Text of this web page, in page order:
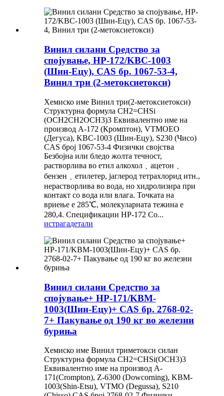
Винил силани Средство за
спојување, HP-172/KBC-1003
(Шин-Ецу), CAS бр. 1067-53-4,
Винил три (2-метоксиетокси)
Хемиско име Винил три(2-метоксиетокси)
Структурна формула CH2=CHSi
(OCH2CH2OCH3)3 Еквивалентно име на
производ A-172 (Кромптон), VTMOEO
(Дегуса), KBC-1003 (Шин-Ецу), S230 (Чисо)
CAS број 1067-53-4 Физички својства
Безбојна или бледо жолта течност,
растворлива во етил алкохол﹑ацетон﹑
бензен﹑етилетер, јаглерод тетрахлорид итн.,
нерастворлива во вода, но хидролизира при
контакт со вода или влага. Точката на
вриење е 285℃, молекуларната тежина е
280,4. Спецификации HP-172 Co...
истрагадетали
Винил силани Средство за
спојување+ HP-171/KBM-
1003(Шин-Ецу)+ CAS бр. 2768-02-
7+ Пакување од 190 кг во железни
буриња
Хемиско име Винил триметокси силан
Структурна формула CH2=CHSi(OCH3)3
Еквивалентно име на производ A-
171(Crompton), Z-6300 (Dowcorning), KBM-
1003(Shin-Etsu), VTMO (Degussa), S210